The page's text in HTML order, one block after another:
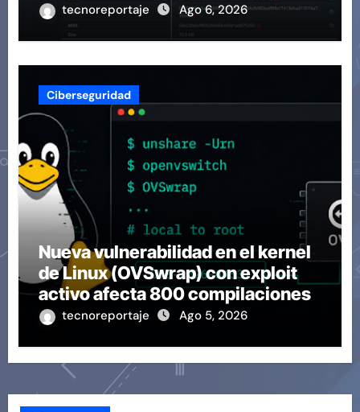
tecnoreportaje Ago 6, 2026
Ciberseguridad
Nueva vulnerabilidad en el kernel
de Linux (OVSwrap) con exploit
activo afecta 800 compilaciones
tecnoreportaje Ago 5, 2026